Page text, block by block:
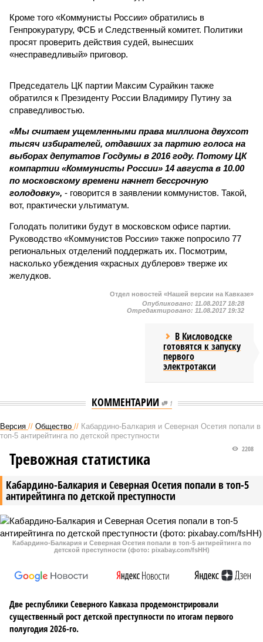
Кроме того «Коммунисты России» обратились в
Генпрокуратуру, ФСБ и Следственный комитет. Политики
просят проверить действия судей, вынесших
«несправедливый» приговор.
Председатель ЦК партии Максим Сурайкин также
обратился к Президенту России Владимиру Путину за
справедливостью.
«Мы считаем ущемленными права миллиона двухсот
тысяч избирателей, отдавших за партию голоса на
выборах депутатов Госдумы в 2016 году. Потому ЦК
компартии «Коммунисты России» 14 августа в 10.00
по московскому времени начнет бессрочную
голодовку», - говорится в заявлении коммунистов. Такой,
вот, практически ультиматум.
Голодать политики будут в московском офисе партии.
Руководство «Коммунистов России» также попросило 77
региональных отделений поддержать их. Посмотрим,
насколько убеждения «красных дублеров» тверже их
желудков.
Отдел новостей «Нашей версии на Кавказе»
Опубликовано: 11.08.2017 18:28
Отредактировано: 11.08.2017 19:32
В Кисловодске
готовятся к запуску
первого
электротакси
КОММЕНТАРИИ 1
Версия // Общество // Кабардино-Балкария и Северная Осетия попали в
топ-5 антирейтинга по детской преступности
Кабардино-Балкария и Северная Осетия попали в топ-5
антирейтинга по детской преступности
2208
Тревожная статистика
Кабардино-Балкария и Северная Осетия попали в топ-5 антирейтинга по
детской преступности (фото: pixabay.com/fsHH)
Две республики Северного Кавказа продемонстрировали
существенный рост детской преступности по итогам первого
полугодия 2026-го.